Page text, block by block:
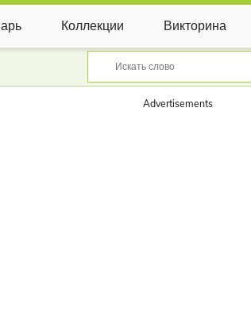
Коллекции Викторина
Advertisements